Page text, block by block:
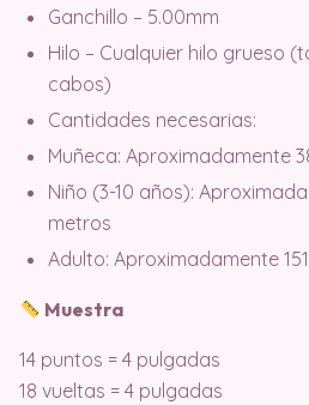
Ganchillo – 5.00mm
Hilo – Cualquier hilo grueso
cabos)
Cantidades necesarias:
Muñeca: Aproximadamente
Niño (3-10 años):
metros
Adulto: Aproximadamente
Muestra
14 puntos = 4 pulgadas
18 vueltas = 4 pulgadas